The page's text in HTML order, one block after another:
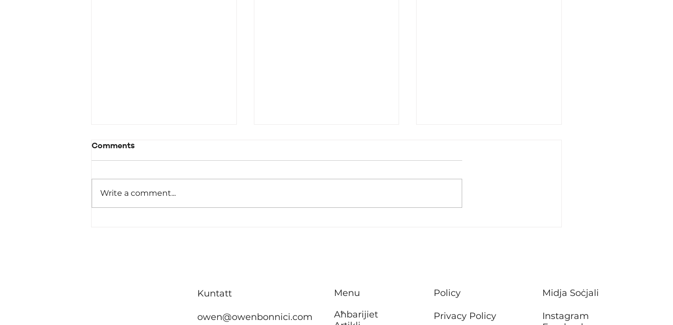
Awtorità tad-Djar
Comments
Write a comment...
Kuntatt
owen@owenbonnici.com
Menu
Aħbarijiet
Policy
Privacy Policy
Midja Soċjali
Instagram